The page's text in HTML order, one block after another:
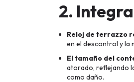
2.
Reloj de terrazzo
en el descontrol y la
El tamaño del
atorado, reflejando
como daño.